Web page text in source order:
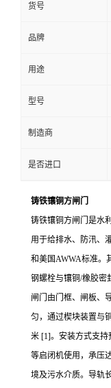
货号
品牌
用途
型号
制造商
是否进口
铸铁镶铜方闸门
铸铁镶铜方闸门是水
用于给排水、防汛、
和美国AWWA标准。
钢螺栓与镶铜/橡胶密
闸门由门框、闸板、
匀，通过楔块装置与
米 [1]。安装方式支持
等启闭机使用，承压
境及污水介质。导轨